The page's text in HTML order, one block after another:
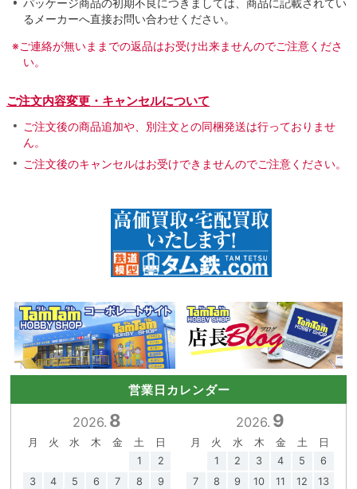
パッケージ商品の初期不良につきましては、商品に記載されてい
るメーカーへ直接お問い合わせください。
※ご連絡が無いままでの返品はお受け出来ませんのでご注意くださ
い。
ご注文内容変更・キャンセルについて
ご注文後の商品追加や、別注文との同梱発送は行っておりませ
ん。
ご注文後のキャンセルはお受けできませんのでご注意ください。
営業日カレンダー
2026. 8
月 火 水 木 金 土
日
1
2
3
4 5 6 7 8
9
2026. 9
月 火 水 木 金 土
日
1
2 3 4 5
6
7
8 9 10 11 12
13